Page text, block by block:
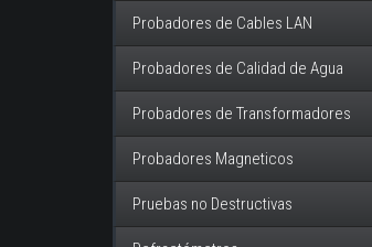
Probadores de Cables LAN
Probadores de Calidad de Agua
Probadores de Transformadores
Probadores Magneticos
Pruebas no Destructivas